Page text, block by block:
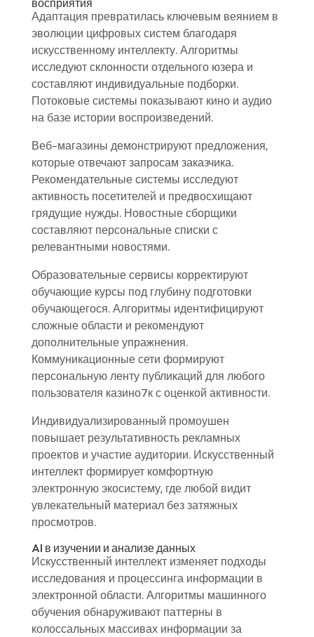
Адаптация превратилась ключевым веянием в
эволюции цифровых систем благодаря
искусственному интеллекту. Алгоритмы
исследуют склонности отдельного юзера и
составляют индивидуальные подборки.
Потоковые системы показывают кино и аудио
на базе истории воспроизведений.
Веб-магазины демонстрируют предложения,
которые отвечают запросам заказчика.
Рекомендательные системы исследуют
активность посетителей и предвосхищают
грядущие нужды. Новостные сборщики
составляют персональные списки с
релевантными новостями.
Образовательные сервисы корректируют
обучающие курсы под глубину подготовки
обучающегося. Алгоритмы идентифицируют
сложные области и рекомендуют
дополнительные упражнения.
Коммуникационные сети формируют
персональную ленту публикаций для любого
пользователя казино7к с оценкой активности.
Индивидуализированный промоушен
повышает результативность рекламных
проектов и участие аудитории. Искусственный
интеллект формирует комфортную
электронную экосистему, где любой видит
увлекательный материал без затяжных
просмотров.
AI в изучении и анализе данных
Искусственный интеллект изменяет подходы
исследования и процессинга информации в
электронной области. Алгоритмы машинного
обучения обнаруживают паттерны в
колоссальных массивах информации за